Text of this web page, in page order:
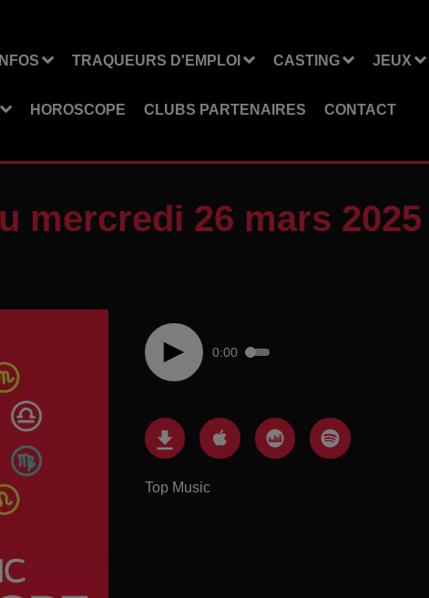
INFOS TRAQUEURS D'EMPLOI CASTING JEUX
HOROSCOPE CLUBS PARTENAIRES CONTACT
mercredi 26 mars 2025
0:00
Top Music